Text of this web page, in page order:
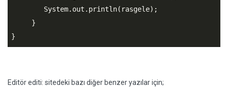
        System.out.println(rasgele);
     }
}
Editör editi: sitedeki bazı diğer benzer yazılar için;